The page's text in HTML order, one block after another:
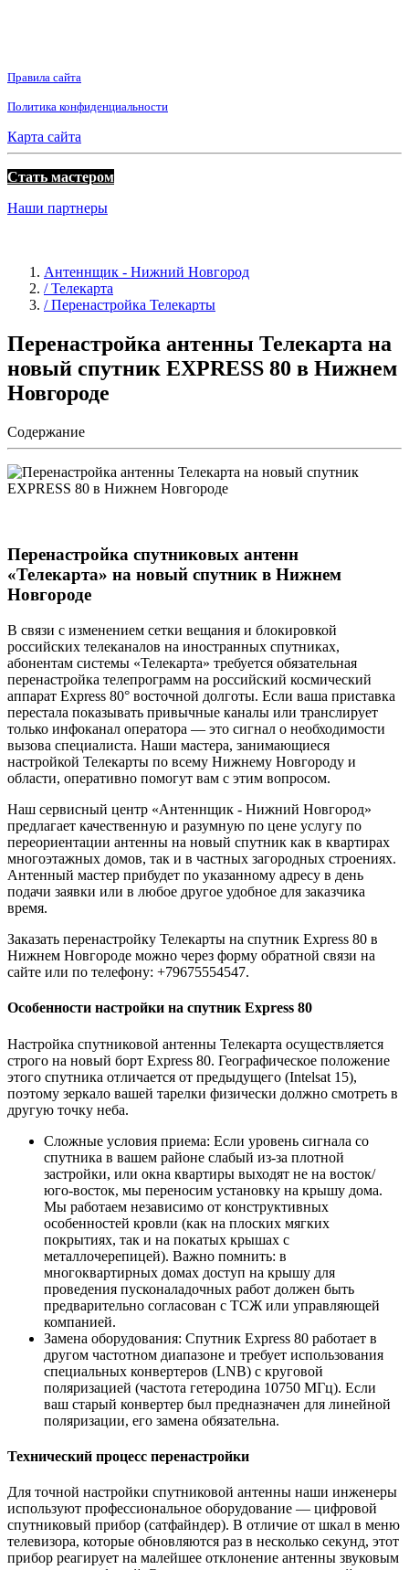
Правила сайта
Политика конфиденциальности
Карта сайта
Стать мастером
Наши партнеры
Антеннщик - Нижний Новгород
/ Телекарта
/ Перенастройка Телекарты
Перенастройка антенны Телекарта на
новый спутник EXPRESS 80 в Нижнем
Новгороде
Содержание
Перенастройка спутниковых антенн
«Телекарта» на новый спутник в Нижнем
Новгороде
В связи с изменением сетки вещания и блокировкой
российских телеканалов на иностранных спутниках,
абонентам системы «Телекарта» требуется обязательная
перенастройка телепрограмм на российский космический
аппарат Express 80° восточной долготы. Если ваша приставка
перестала показывать привычные каналы или транслирует
только инфоканал оператора — это сигнал о необходимости
вызова специалиста. Наши мастера, занимающиеся
настройкой Телекарты по всему Нижнему Новгороду и
области, оперативно помогут вам с этим вопросом.
Наш сервисный центр «Антеннщик - Нижний Новгород»
предлагает качественную и разумную по цене услугу по
переориентации антенны на новый спутник как в квартирах
многоэтажных домов, так и в частных загородных строениях.
Антенный мастер прибудет по указанному адресу в день
подачи заявки или в любое другое удобное для заказчика
время.
Заказать перенастройку Телекарты на спутник Express 80 в
Нижнем Новгороде можно через форму обратной связи на
сайте или по телефону: +79675554547.
Особенности настройки на спутник Express 80
Настройка спутниковой антенны Телекарта осуществляется
строго на новый борт Express 80. Географическое положение
этого спутника отличается от предыдущего (Intelsat 15),
поэтому зеркало вашей тарелки физически должно смотреть в
другую точку неба.
Сложные условия приема: Если уровень сигнала со
спутника в вашем районе слабый из-за плотной
застройки, или окна квартиры выходят не на восток/
юго-восток, мы переносим установку на крышу дома.
Мы работаем независимо от конструктивных
особенностей кровли (как на плоских мягких
покрытиях, так и на покатых крышах с
металлочерепицей). Важно помнить: в
многоквартирных домах доступ на крышу для
проведения пусконаладочных работ должен быть
предварительно согласован с ТСЖ или управляющей
компанией.
Замена оборудования: Спутник Express 80 работает в
другом частотном диапазоне и требует использования
специальных конвертеров (LNB) с круговой
поляризацией (частота гетеродина 10750 МГц). Если
ваш старый конвертер был предназначен для линейной
поляризации, его замена обязательна.
Технический процесс перенастройки
Для точной настройки спутниковой антенны наши инженеры
используют профессиональное оборудование — цифровой
спутниковый прибор (сатфайндер). В отличие от шкал в меню
телевизора, которые обновляются раз в несколько секунд, этот
прибор реагирует на малейшее отклонение антенны звуковым